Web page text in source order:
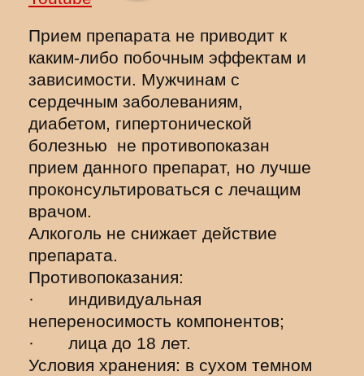
Прием препарата не приводит к
каким-либо побочным эффектам и
зависимости. Мужчинам с
сердечным заболеваниям,
диабетом, гипертонической
болезнью не противопоказан
прием данного препарат, но лучше
проконсультироваться с лечащим
врачом.
Алкоголь не снижает действие
препарата.
Противопоказания:
· индивидуальная
непереносимость компонентов;
· лица до 18 лет.
Условия хранения: в сухом темном